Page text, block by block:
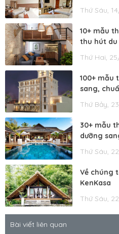
Thứ Sáu,
10+ mẫu
thu hút du
Thứ Hai,
100+ mẫu
sang,
Thứ Bảy,
30+ mẫu
dưỡng
Thứ Sáu,
Về chúng
KenKasa
Thứ Sáu,
Bài viết liên quan